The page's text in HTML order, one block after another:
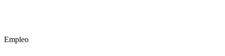
Empleo